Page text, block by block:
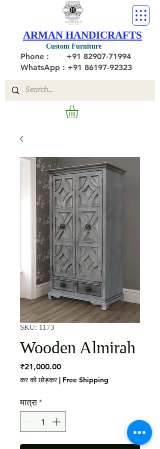
Custom Furniture
ARMAN HANDICRAFTS
Phone : +91 82907-71994
WhatsApp : +91 86197-92323
SKU: 1173
Wooden Almirah
₹21,000.00मूल्य
कर को छोड़कर| Free Shipping
मात्रा *